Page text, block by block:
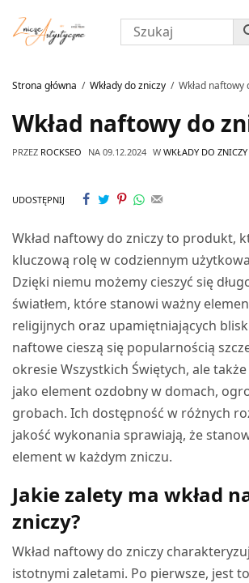
Strona główna Wkłady do zniczy Wkład naftowy
Wkład naftowy do
PRZEZ ROCKSEO NA 09.12.2024 W WKŁADY DO ZNICZY
UDOSTĘPNIJ
Wkład naftowy do zniczy to produkt,
kluczową rolę w codziennym
Dzięki niemu możemy cieszyć się
światłem, które stanowi ważny
religijnych oraz upamiętniających
naftowe cieszą się popularnością
okresie Wszystkich Świętych, ale
jako element ozdobny w domach,
grobach. Ich dostępność w różnych
jakość wykonania sprawiają, że
element w każdym zniczu.
Jakie zalety ma wkład
zniczy?
Wkład naftowy do zniczy
istotnymi zaletami. Po pierwsze, jest